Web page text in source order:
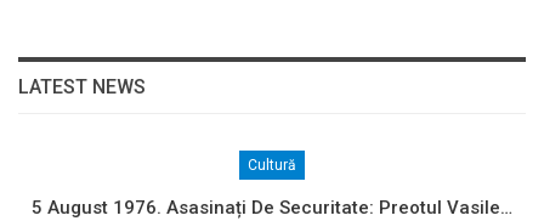
LATEST NEWS
Cultură
5 August 1976. Asasinați De Securitate: Preotul Vasile…